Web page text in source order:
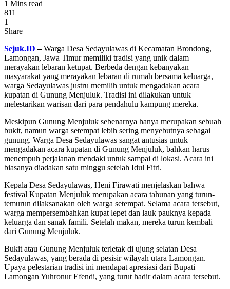
1 Mins read
811
1
Share
Sejuk.ID –Warga Desa Sedayulawas di Kecamatan Brondong,
Lamongan, Jawa Timur memiliki tradisi yang unik dalam
merayakan lebaran ketupat. Berbeda dengan kebanyakan
masyarakat yang merayakan lebaran di rumah bersama keluarga,
warga Sedayulawas justru memilih untuk mengadakan acara
kupatan di Gunung Menjuluk. Tradisi ini dilakukan untuk
melestarikan warisan dari para pendahulu kampung mereka.
Meskipun Gunung Menjuluk sebenarnya hanya merupakan sebuah
bukit, namun warga setempat lebih sering menyebutnya sebagai
gunung. Warga Desa Sedayulawas sangat antusias untuk
mengadakan acara kupatan di Gunung Menjuluk, bahkan harus
menempuh perjalanan mendaki untuk sampai di lokasi. Acara ini
biasanya diadakan satu minggu setelah Idul Fitri.
Kepala Desa Sedayulawas, Heni Firawati menjelaskan bahwa
festival Kupatan Menjuluk merupakan acara tahunan yang turun-
temurun dilaksanakan oleh warga setempat. Selama acara tersebut,
warga mempersembahkan kupat lepet dan lauk pauknya kepada
keluarga dan sanak famili. Setelah makan, mereka turun kembali
dari Gunung Menjuluk.
Bukit atau Gunung Menjuluk terletak di ujung selatan Desa
Sedayulawas, yang berada di pesisir wilayah utara Lamongan.
Upaya pelestarian tradisi ini mendapat apresiasi dari Bupati
Lamongan Yuhronur Efendi, yang turut hadir dalam acara tersebut.